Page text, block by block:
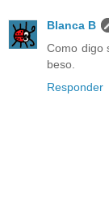
Blanca B
Como digo
beso.
Responder